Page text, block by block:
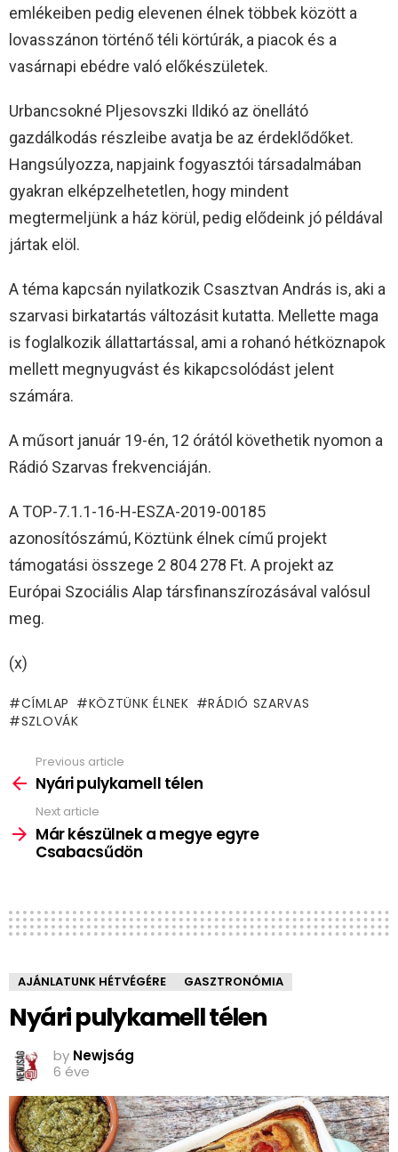
emlékeiben pedig elevenen élnek többek között a
lovasszánon történő téli körtúrák, a piacok és a
vasárnapi ebédre való előkészületek.
Urbancsokné Pljesovszki Ildikó az önellátó
gazdálkodás részleibe avatja be az érdeklődőket.
Hangsúlyozza, napjaink fogyasztói társadalmában
gyakran elképzelhetetlen, hogy mindent
megtermeljünk a ház körül, pedig elődeink jó példával
jártak elöl.
A téma kapcsán nyilatkozik Csasztvan András is, aki a
szarvasi birkatartás változásit kutatta. Mellette maga
is foglalkozik állattartással, ami a rohanó hétköznapok
mellett megnyugvást és kikapcsolódást jelent
számára.
A műsort január 19-én, 12 órától követhetik nyomon a
Rádió Szarvas frekvenciáján.
A TOP-7.1.1-16-H-ESZA-2019-00185
azonosítószámú, Köztünk élnek című projekt
támogatási összege 2 804 278 Ft. A projekt az
Európai Szociális Alap társfinanszírozásával valósul
meg.
(x)
CÍMLAP KÖZTÜNK ÉLNEK
RÁDIÓ SZARVAS
SZLOVÁK
more
Previous article
Nyári pulykamell télen
Next article
Már készülnek a megye egyre
Csabacsűdön
AJÁNLATUNK HÉTVÉGÉRE GASZTRONÓMIA
Nyári pulykamell télen
by Newjság
6 éve